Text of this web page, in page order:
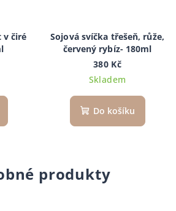
v čiré
Sojová svíčka třešeň, růže,
červený rybíz- 180ml
380 Kč
Skladem
Do košíku
produkty